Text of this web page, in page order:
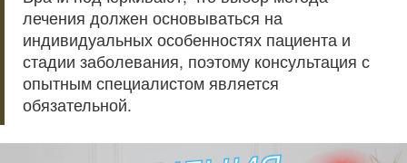
лечения должен основываться на
индивидуальных особенностях пациента и
стадии заболевания, поэтому консультация с
опытным специалистом является
обязательной.